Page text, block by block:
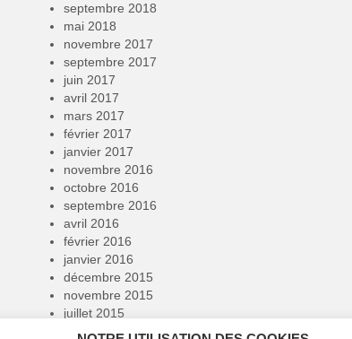
septembre 2018
mai 2018
novembre 2017
septembre 2017
juin 2017
avril 2017
mars 2017
février 2017
janvier 2017
novembre 2016
octobre 2016
septembre 2016
avril 2016
février 2016
janvier 2016
décembre 2015
novembre 2015
juillet 2015
juin 2015